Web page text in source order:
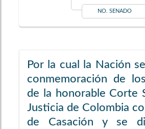
NO. SENADO
Por la cual la Nación
conmemoración de
de la honorable Corte
Justicia de Colombia
de Casación y se